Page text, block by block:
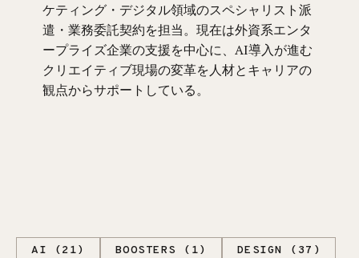
ケティング・デジタル領域のスペシャリスト派
遣・業務委託契約を担当。現在は外資系エンタ
ープライズ企業の支援を中心に、AI導入が進む
クリエイティブ現場の変革を人材とキャリアの
観点からサポートしている。
AI (21) BOOSTERS (1)
DESIGN (37)